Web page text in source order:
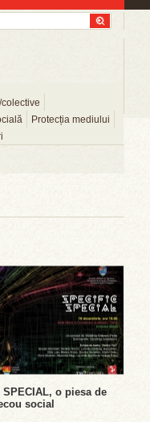
Protecția mediului
SPECIAL, o piesa de
social